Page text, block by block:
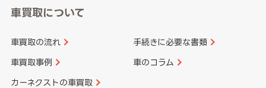
車買取について
車買取の流れ 手続きに必要な書類
車買取事例 車のコラム
カーネクストの車買取